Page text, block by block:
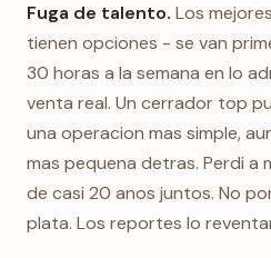
Fuga de talento. Los
tienen opciones - se van
30 horas a la semana en lo
venta real. Un cerrador top
una operacion mas simple,
mas pequena detras. Perdi a
de casi 20 anos juntos. No
plata. Los reportes lo